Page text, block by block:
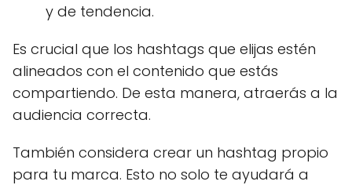
y de tendencia.
Es crucial que los hashtags que elijas estén
alineados con el contenido que estás
compartiendo. De esta manera, atraerás a la
audiencia correcta.
También considera crear un hashtag propio
para tu marca. Esto no solo te ayudará a